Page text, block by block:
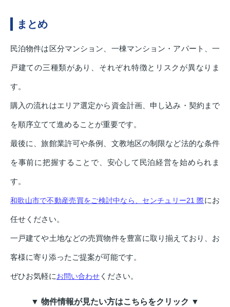
まとめ
民泊物件は区分マンション、一棟マンション・アパート、一
戸建ての三種類があり、それぞれ特徴とリスクが異なりま
す。
購入の流れはエリア選定から資金計画、申し込み・契約まで
を順序立てて進めることが重要です。
最後に、旅館業許可や条例、文教地区の制限など法的な条件
を事前に把握することで、安心して民泊経営を始められま
す。
和歌山市で不動産売買をご検討中なら、センチュリー21 際にお
任せください。
一戸建てや土地などの売買物件を豊富に取り揃えており、お
客様に寄り添ったご提案が可能です。
ぜひお気軽にお問い合わせ ください。
▼ 物件情報が見たい方はこちらをクリック ▼